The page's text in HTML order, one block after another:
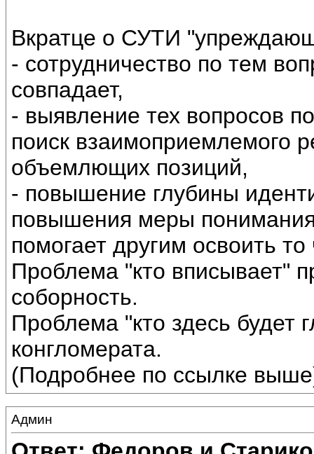
Вкратце о СУТИ
- сотрудничество по тем
совпадает,
- выявление тех вопросов
поиск взаимоприемлемого
объемлющих позиций,
- повышение глубины
повышения меры
помогает другим освоить
Проблема "кто вписывает"
соборность.
Проблема "кто здесь будет
конгломерата.
(Подробнее по ссылке
Админ